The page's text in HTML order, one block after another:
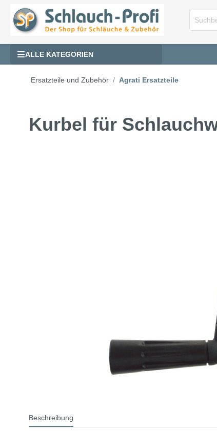
ALLE KATEGORIEN
Ersatzteile und Zubehör Agrati Ersatzteile
Kurbel für
Beschreibung